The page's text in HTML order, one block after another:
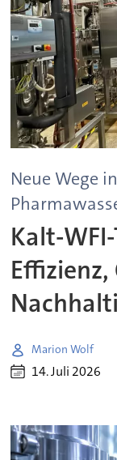
Neue Wege
Kalt-
Marion Wolf
14. Juli 2026